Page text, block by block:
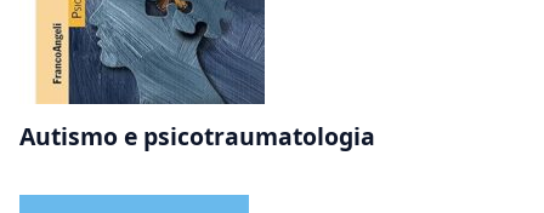
Autismo e psicotraumatologia